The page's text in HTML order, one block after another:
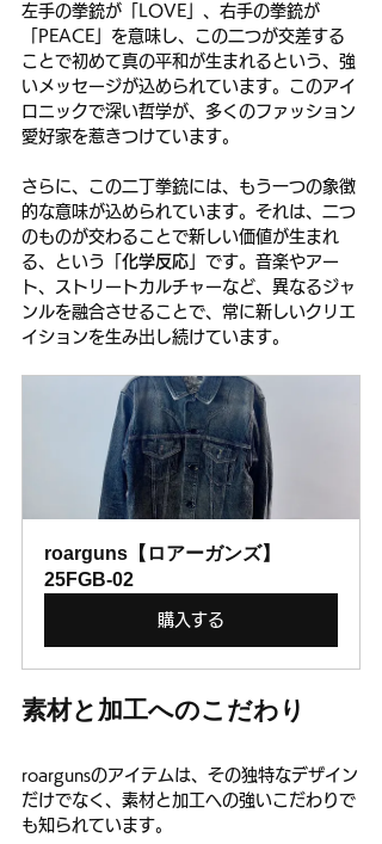
左手の拳銃が「LOVE」、右手の拳銃が
「PEACE」を意味し、この二つが交差する
ことで初めて真の平和が生まれるという、強
いメッセージが込められています。このアイ
ロニックで深い哲学が、多くのファッション
愛好家を惹きつけています。
さらに、この二丁拳銃には、もう一つの象徴
的な意味が込められています。それは、二つ
のものが交わることで新しい価値が生まれ
る、という「化学反応 」です。音楽やアー
ト、ストリートカルチャーなど、異なるジャ
ンルを融合させることで、常に新しいクリエ
イションを生み出し続けています。
roarguns【ロアーガンズ】
25FGB-02
購入する
素材と加工へのこだわり
roargunsのアイテムは、その独特なデザイン
だけでなく、素材と加工への強いこだわりで
も知られています。